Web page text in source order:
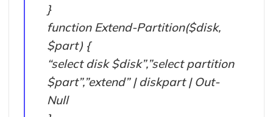
}
function Extend-Partition($disk,
$part) {
“select disk $disk”,”select partition
$part”,”extend” | diskpart | Out-
Null